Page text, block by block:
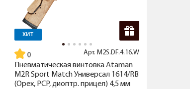
ХИТ
Арт. M2S.DF.4.16.W
Пневматическая винтовка Ataman
M2R Sport Match Универсал 1614/RB
(Орех, PCP, диоптр. прицел) 4,5 мм